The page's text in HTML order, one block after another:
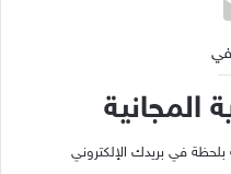
المجانية
بلحظة في بريدك الإلكتروني